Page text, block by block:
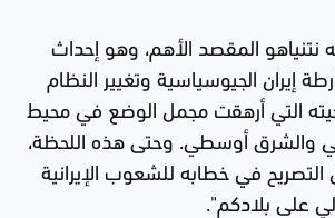
المقصد الأهم، وهو إحداث
إيران الجيوسياسية وتغيير النظام
التي أرهقت مجمل الوضع في محيط
والشرق أوسطي. وحتى هذه اللحظة،
في خطابه للشعوب الإيرانية
على بلادكم".